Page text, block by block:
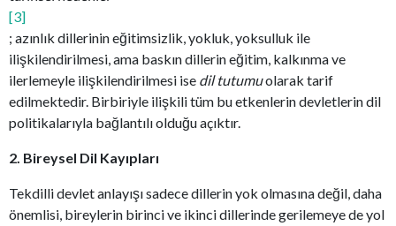
[3]
; azınlık dillerinin eğitimsizlik, yokluk, yoksulluk ile
ilişkilendirilmesi, ama baskın dillerin eğitim, kalkınma ve
ilerlemeyle ilişkilendirilmesi ise dil tutumuolarak tarif
edilmektedir. Birbiriyle ilişkili tüm bu etkenlerin devletlerin dil
politikalarıyla bağlantılı olduğu açıktır.
2. Bireysel Dil Kayıpları
Tekdilli devlet anlayışı sadece dillerin yok olmasına değil, daha
önemlisi, bireylerin birinci ve ikinci dillerinde gerilemeye de yol